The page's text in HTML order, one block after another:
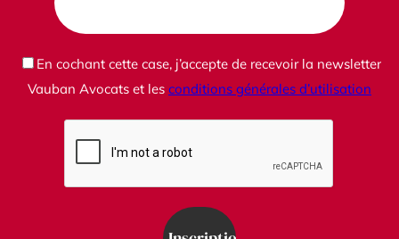
En cochant cette case, j’accepte de recevoir la newsletter
Vauban Avocats et les conditions générales d’utilisation